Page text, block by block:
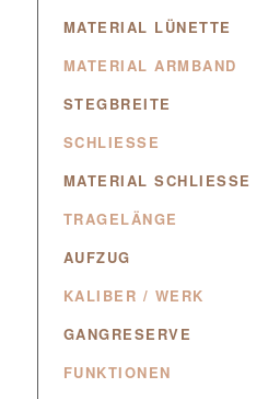
MATERIAL LÜNETTE
MATERIAL ARMBAND
STEGBREITE
SCHLIESSE
MATERIAL SCHLIESSE
TRAGELÄNGE
AUFZUG
KALIBER / WERK
GANGRESERVE
FUNKTIONEN